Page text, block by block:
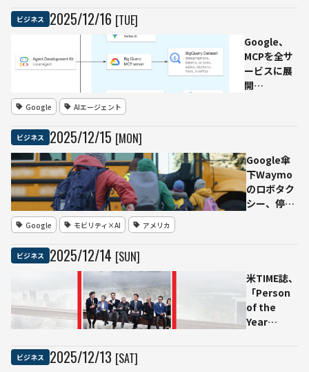
で通り」
Chapter
11申請受
──Google
のNano
Banana
Proに対抗
ビジネス 2025/12/16 [TUE]
Google、
MCPを全サ
ービスに展
開
を標準化
Google AIエージェント
ビジネス 2025/12/15 [MON]
Google傘
下Waymo
のロボタク
シー、停車
で規制当局
（NHTSA）
調査―—自
動運転シス
Google モビリティ×AI アメリカ
ビジネス 2025/12/14 [SUN]
米TIME誌、
「Person
of the
Year
ビジネス 2025/12/13 [SAT]